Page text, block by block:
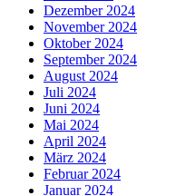
Dezember 2024
November 2024
Oktober 2024
September 2024
August 2024
Juli 2024
Juni 2024
Mai 2024
April 2024
März 2024
Februar 2024
Januar 2024